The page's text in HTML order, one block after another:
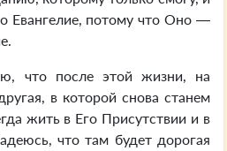
Евангелие, потому что Оно —
что после этой жизни, на
в которой снова станем
жить в Его Присутствии и в
что там будет дорогая